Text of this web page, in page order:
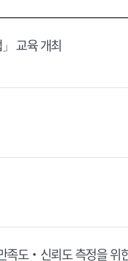
력
교육 개최
족도‧신뢰도 측정을 위